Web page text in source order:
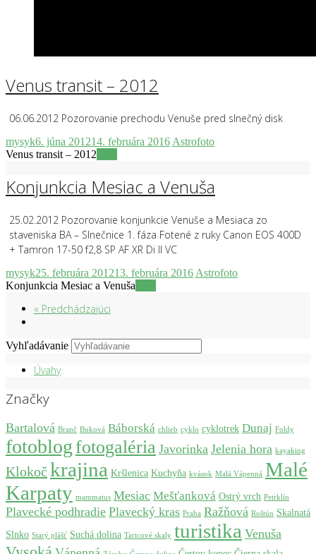
Venus transit – 2012
06.06.2012 Pozorovanie prechodu Venuše pred slnečný disk
mysyk6. júna 201214. februára 2016 Astrofoto
Venus transit – 2012
Konjunkcia Mesiac a Venuša
25.02.2012 Pozorovanie konjunkcie Venuše a Mesiaca zo
staveniska BA – Slnečnice 1. fáza Fotené z ruky Canon EOS 400D
+ Tamron 17-50 f2,8 SP AF XR Di ll VC
mysyk25. februára 201213. februára 2016 Astrofoto
Konjunkcia Mesiac a Venuša
« Predchádzajúci
Vyhľadávanie
Úvahy
Značky
Bartalová Branč Buková Báborská chlieb cyklo cyklotrek Dunaj Foldy
fotoblog fotogaléria Javorinka Jelenia hora kayaking
Klokoč krajina Kršlenica Kuchyňa kvások Malá Vápenná Malé
Karpaty mammatus Mesiac Mešťanková Ostrý vrch Petrklín
Plavecké podhradie Plavecký kras Praha Ražňová Roštún Skalnatá
Slnko Starý plášť Suchá dolina Taricové skaly turistika Venuša